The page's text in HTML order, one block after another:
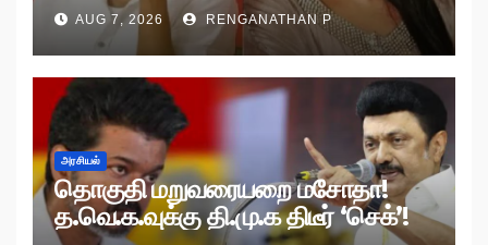
AUG 7, 2026 RENGANATHAN P
அரசியல்
தொகுதி மறுவரையறை மசோதா!
த.வெ.க.வுக்கு தி.மு.க திடீர் ‘செக்’!